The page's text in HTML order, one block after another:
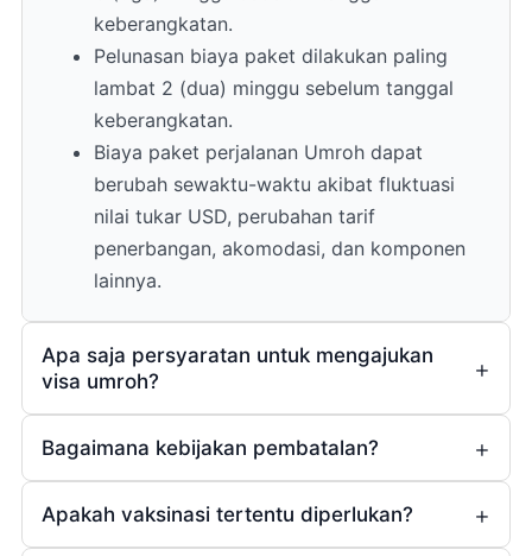
keberangkatan.
Pelunasan biaya paket dilakukan paling
lambat 2 (dua) minggu sebelum tanggal
keberangkatan.
Biaya paket perjalanan Umroh dapat
berubah sewaktu-waktu akibat fluktuasi
nilai tukar USD, perubahan tarif
penerbangan, akomodasi, dan komponen
lainnya.
Apa saja persyaratan untuk mengajukan
visa umroh?
Bagaimana kebijakan pembatalan?
1 (satu)
Apakah vaksinasi tertentu diperlukan?